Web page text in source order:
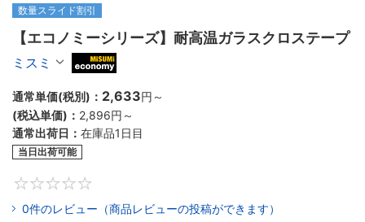
数量スライド割引
【エコノミーシリーズ】耐高温ガラスクロステープ
ミスミ
通常単価(税別)： 2,633円 ～
(税込単価)： 2,896円 ～
通常出荷日： 在庫品1日目
当日出荷可能
0件のレビュー（商品レビューの投稿ができます）